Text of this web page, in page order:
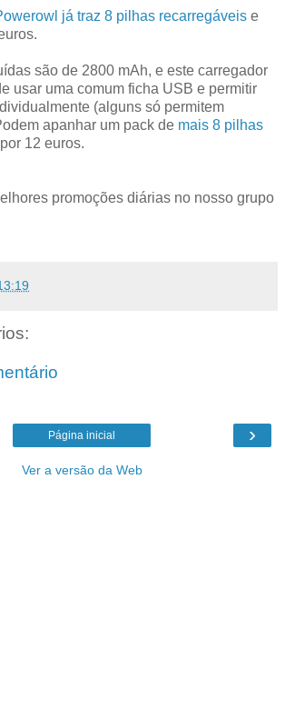
já traz 8 pilhas recarregáveis e
são de 2800 mAh, e este carregador
usar uma comum ficha USB e permitir
(alguns só permitem
apanhar um pack de mais 8 pilhas
por 12 euros.
promoções diárias no nosso grupo
›
Página inicial
Ver a versão da Web